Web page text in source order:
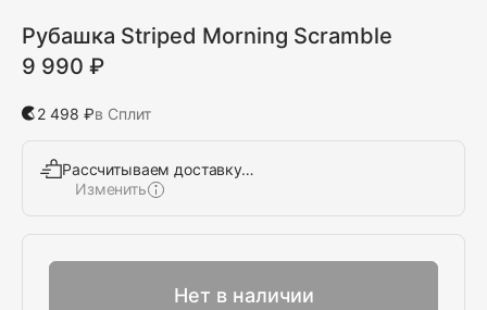
Рубашка Striped Morning Scramble
9 990 ₽
2 498 ₽в Сплит
Рассчитываем доставку…
Изменить
Нет в наличии